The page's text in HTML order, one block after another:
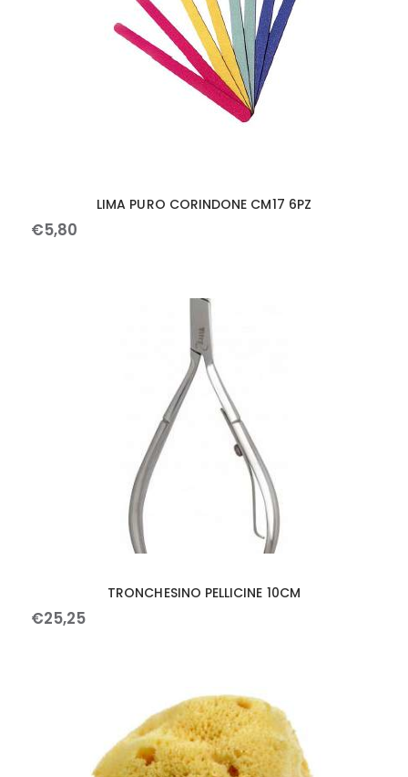
LIMA PURO CORINDONE CM17 6PZ
€5,80
TRONCHESINO PELLICINE 10CM
€25,25